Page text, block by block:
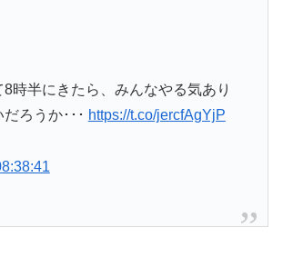
時半にきたら、みんなやる気あり
ろうか･･･ https://t.co/jercfAgYjP